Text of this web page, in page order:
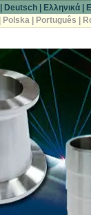
Deutsch| Ελληνικά|
Polska Português